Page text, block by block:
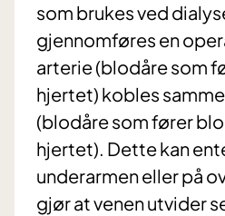
som brukes ved
gjennomføres en
arterie (blodåre som
hjertet) kobles
(blodåre som fører
hjertet). Dette kan
underarmen eller på
gjør at venen utvider